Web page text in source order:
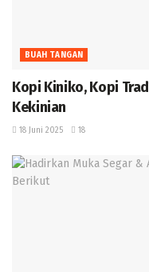
BUAH TANGAN
Kopi Kiniko, Kopi
Kekinian
18 Juni 2025 18